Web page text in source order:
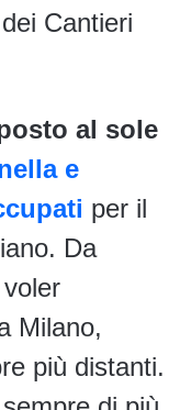
Cantieri
al sole
e
per il
Da
Milano,
più distanti.